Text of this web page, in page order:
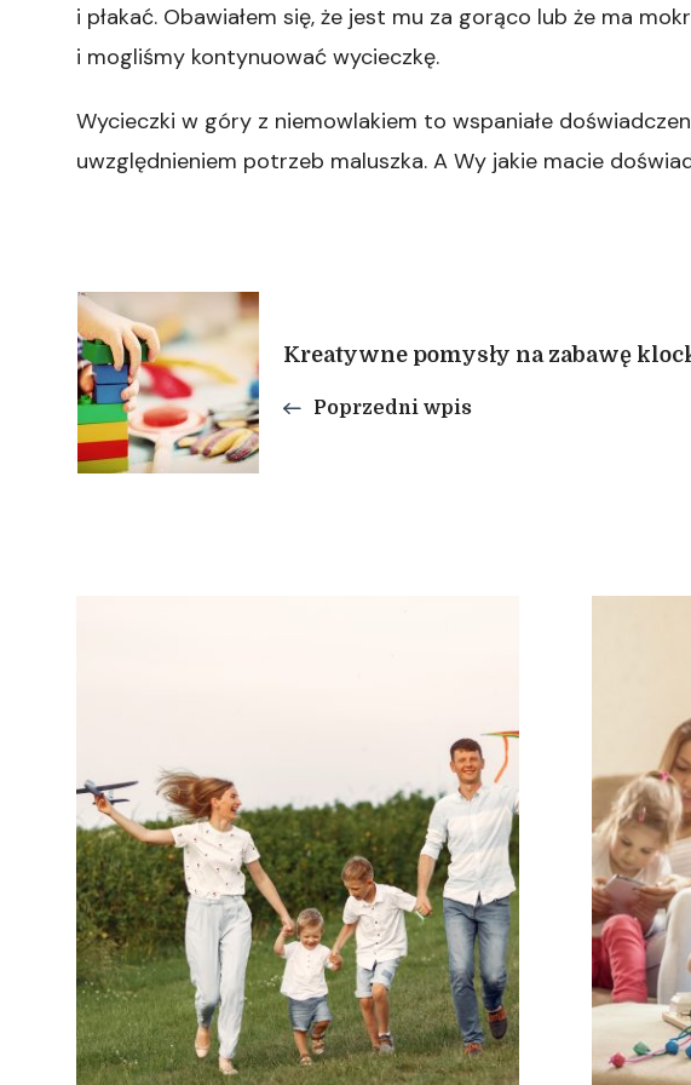
i płakać. Obawiałem się, że jest mu za gorąco lub że ma
i mogliśmy kontynuować wycieczkę.
Wycieczki w góry z niemowlakiem to wspaniałe
uwzględnieniem potrzeb maluszka. A Wy jakie macie
Nawigacja
wpisu
Kreatywne pomysły na zabawę
Poprzedni wpis